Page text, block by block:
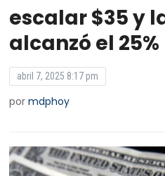
escalar $35 y
alcanzó el 25%
abril 7, 2025 8:17 pm
pormdphoy